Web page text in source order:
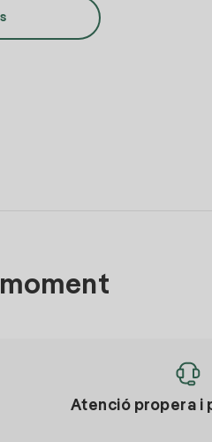
Atenció propera i